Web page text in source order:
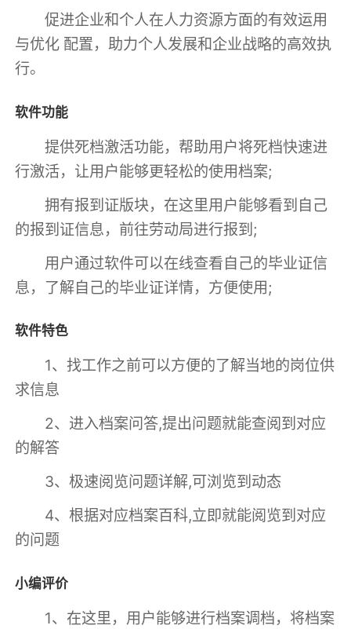
促进企业和个人在人力资源方面的有效运用
与优化 配置，助力个人发展和企业战略的高效执
行。
软件功能
提供死档激活功能，帮助用户将死档快速进
行激活，让用户能够更轻松的使用档案;
拥有报到证版块，在这里用户能够看到自己
的报到证信息，前往劳动局进行报到;
用户通过软件可以在线查看自己的毕业证信
息，了解自己的毕业证详情，方便使用;
软件特色
1、找工作之前可以方便的了解当地的岗位供
求信息
2、进入档案问答,提出问题就能查阅到对应
的解答
3、极速阅览问题详解,可浏览到动态
4、根据对应档案百科,立即就能阅览到对应
的问题
小编评价
1、在这里，用户能够进行档案调档，将档案